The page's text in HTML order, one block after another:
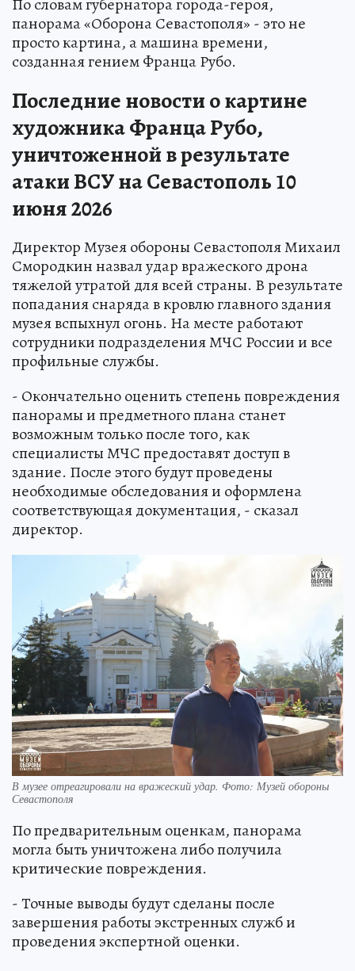
По словам губернатора города-героя,
панорама «Оборона Севастополя» - это не
просто картина, а машина времени,
созданная гением Франца Рубо.
Последние новости о картине
художника Франца Рубо,
уничтоженной в результате
атаки ВСУ на Севастополь 10
июня 2026
Директор Музея обороны Севастополя Михаил
Смородкин назвал удар вражеского дрона
тяжелой утратой для всей страны. В результате
попадания снаряда в кровлю главного здания
музея вспыхнул огонь. На месте работают
сотрудники подразделения МЧС России и все
профильные службы.
- Окончательно оценить степень повреждения
панорамы и предметного плана станет
возможным только после того, как
специалисты МЧС предоставят доступ в
здание. После этого будут проведены
необходимые обследования и оформлена
соответствующая документация, - сказал
директор.
В музее отреагировали на вражеский удар. Фото: Музей обороны
Севастополя
По предварительным оценкам, панорама
могла быть уничтожена либо получила
критические повреждения.
- Точные выводы будут сделаны после
завершения работы экстренных служб и
проведения экспертной оценки.